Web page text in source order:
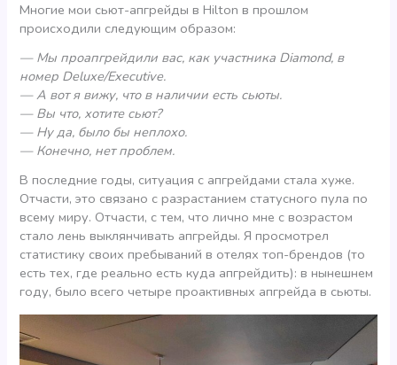
Многие мои сьют-апгрейды в Hilton в прошлом
происходили следующим образом:
— Мы проапгрейдили вас, как участника Diamond, в
номер Deluxe/Executive.
— А вот я вижу, что в наличии есть сьюты.
— Вы что, хотите сьют?
— Ну да, было бы неплохо.
— Конечно, нет проблем.
В последние годы, ситуация с апгрейдами стала хуже.
Отчасти, это связано с разрастанием статусного пула по
всему миру. Отчасти, с тем, что лично мне с возрастом
стало лень выклянчивать апгрейды. Я просмотрел
статистику своих пребываний в отелях топ-брендов (то
есть тех, где реально есть куда апгрейдить): в нынешнем
году, было всего четыре проактивных апгрейда в сьюты.